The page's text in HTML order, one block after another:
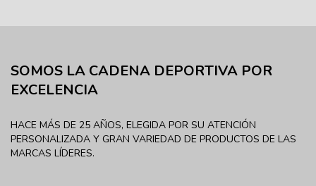
SOMOS LA CADENA DEPORTIVA POR
EXCELENCIA
HACE MÁS DE 25 AÑOS, ELEGIDA POR SU ATENCIÓN
PERSONALIZADA Y GRAN VARIEDAD DE PRODUCTOS DE LAS
MARCAS LÍDERES.